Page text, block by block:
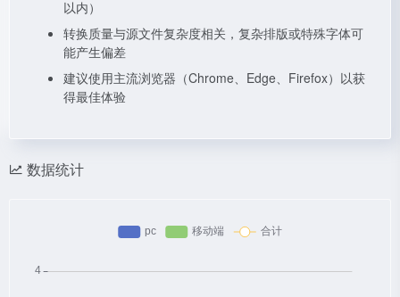
以内）
转换质量与源文件复杂度相关，复杂排版或特殊字体可
能产生偏差
建议使用主流浏览器（Chrome、Edge、Firefox）以获
得最佳体验
数据统计